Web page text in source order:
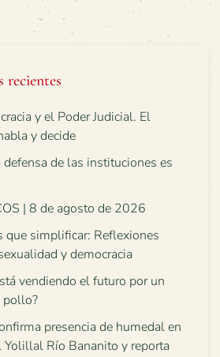
recientes
y el Poder Judicial. El
y decide
de las instituciones es
| 8 de agosto de 2026
que simplificar: Reflexiones
y democracia
vendiendo el futuro por un
pollo?
presencia de humedal en
Yolillal Río Bananito y reporta